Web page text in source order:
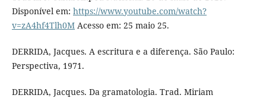
Disponível em: https://www.youtube.com/watch?
v=zA4hf4Tlh0MAcesso em: 25 maio 25.
DERRIDA, Jacques. A escritura e a diferença. São Paulo:
Perspectiva, 1971.
DERRIDA, Jacques. Da gramatologia. Trad. Miriam